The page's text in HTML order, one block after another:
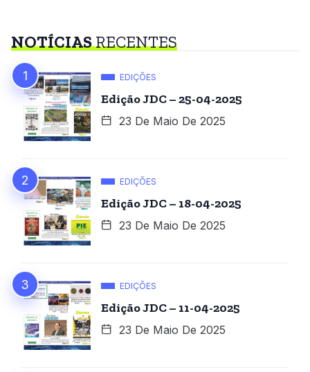
NOTÍCIASRECENTES
EDIÇÕES
Edição JDC – 25-04-2025
23 De Maio De 2025
EDIÇÕES
Edição JDC – 18-04-2025
23 De Maio De 2025
EDIÇÕES
Edição JDC – 11-04-2025
23 De Maio De 2025